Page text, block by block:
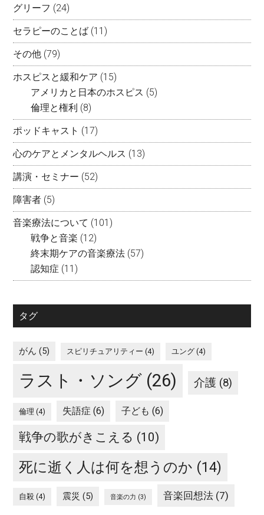
グリーフ (24)
セラピーのことば (11)
その他 (79)
ホスピスと緩和ケア (15)
アメリカと日本のホスピス (5)
倫理と権利 (8)
ポッドキャスト (17)
心のケアとメンタルヘルス (13)
講演・セミナー (52)
障害者 (5)
音楽療法について (101)
戦争と音楽 (12)
終末期ケアの音楽療法 (57)
認知症 (11)
タグ
がん (5) スピリチュアリティー (4) ユング (4)
ラスト・ソング (26) 介護 (8)
倫理 (4) 失語症 (6) 子ども (6)
戦争の歌がきこえる (10)
死に逝く人は何を想うのか (14)
自殺 (4) 震災 (5) 音楽の力 (3) 音楽回想法 (7)